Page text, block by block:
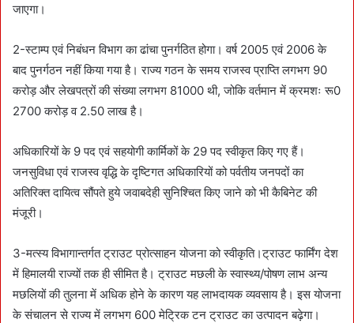
जाएगा।
2-स्टाम्प एवं निबंधन विभाग का ढांचा पुनर्गठित होगा। वर्ष 2005 एवं 2006 के
बाद पुनर्गठन नहीं किया गया है। राज्य गठन के समय राजस्व प्राप्ति लगभग 90
करोड़ और लेखपत्रों की संख्या लगभग 81000 थी, जोकि वर्तमान में क्रमशः रू0
2700 करोड़ व 2.50 लाख है।
अधिकारियों के 9 पद एवं सहयोगी कार्मिकों के 29 पद स्वीकृत किए गए हैं।
जनसुविधा एवं राजस्व वृद्धि के दृष्टिगत अधिकारियों को पर्वतीय जनपदों का
अतिरिक्त दायित्व सौंपते हुये जवाबदेही सुनिश्चित किए जाने को भी कैबिनेट की
मंजूरी।
3-मत्स्य विभागान्तर्गत ट्राउट प्रोत्साहन योजना को स्वीकृति।ट्राउट फार्मिंग देश
में हिमालयी राज्यों तक ही सीमित है। ट्राउट मछली के स्वास्थ्य/पोषण लाभ अन्य
मछलियों की तुलना में अधिक होने के कारण यह लाभदायक व्यवसाय है। इस योजना
के संचालन से राज्य में लगभग 600 मेट्रिक टन ट्राउट का उत्पादन बढ़ेगा।